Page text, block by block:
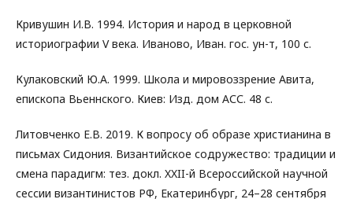
Кривушин И.В. 1994. История и народ в церковной
историографии V века. Иваново, Иван. гос. ун-т, 100 с.
Кулаковский Ю.А. 1999. Школа и мировоззрение Авита,
епископа Вьеннского. Киев: Изд. дом АСС. 48 с.
Литовченко Е.В. 2019. К вопросу об образе христианина в
письмах Сидония. Византийское содружество: традиции и
смена парадигм: тез. докл. XXII-й Всероссийской научной
сессии византинистов РФ, Екатеринбург, 24–28 сентября